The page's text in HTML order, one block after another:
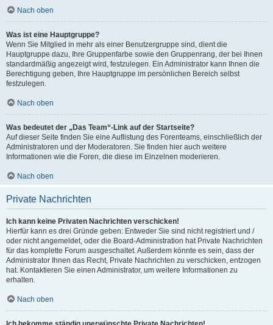
Nach oben
Was ist eine Hauptgruppe?
Wenn Sie Mitglied in mehr als einer Benutzergruppe sind, dient die
Hauptgruppe dazu, Ihre Gruppenfarbe sowie den Gruppenrang, der bei Ihnen
standardmäßig angezeigt wird, festzulegen. Ein Administrator kann Ihnen die
Berechtigung geben, Ihre Hauptgruppe im persönlichen Bereich selbst
festzulegen.
Nach oben
Was bedeutet der „Das Team“-Link auf der Startseite?
Auf dieser Seite finden Sie eine Auflistung des Forenteams, einschließlich der
Administratoren und der Moderatoren. Sie finden hier auch weitere
Informationen wie die Foren, die diese im Einzelnen moderieren.
Nach oben
Private Nachrichten
Ich kann keine Privaten Nachrichten verschicken!
Hierfür kann es drei Gründe geben: Entweder Sie sind nicht registriert und /
oder nicht angemeldet, oder die Board-Administration hat Private Nachrichten
für das komplette Forum ausgeschaltet. Außerdem könnte es sein, dass der
Administrator Ihnen das Recht, Private Nachrichten zu verschicken, entzogen
hat. Kontaktieren Sie einen Administrator, um weitere Informationen zu
erhalten.
Nach oben